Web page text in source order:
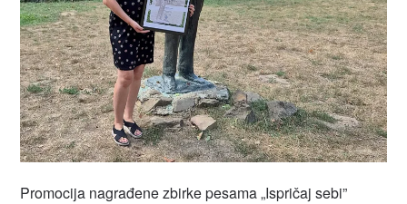
Promocija nagrađene zbirke pesama „Ispričaj sebi”